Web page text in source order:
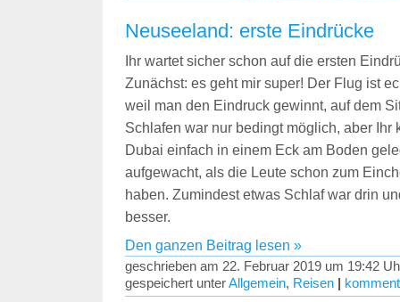
Neuseeland: erste Eindrücke
Ihr wartet sicher schon auf die ersten
Zunächst: es geht mir super! Der Flug ist
weil man den Eindruck gewinnt, auf dem
Schlafen war nur bedingt möglich, aber Ihr
Dubai einfach in einem Eck am Boden
aufgewacht, als die Leute schon zum
haben. Zumindest etwas Schlaf war drin
besser.
Den ganzen Beitrag lesen »
geschrieben am 22. Februar 2019 um 19:42
gespeichert unterAllgemein, Reisen